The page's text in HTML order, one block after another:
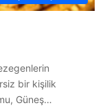
bir kişilik
Güneş…